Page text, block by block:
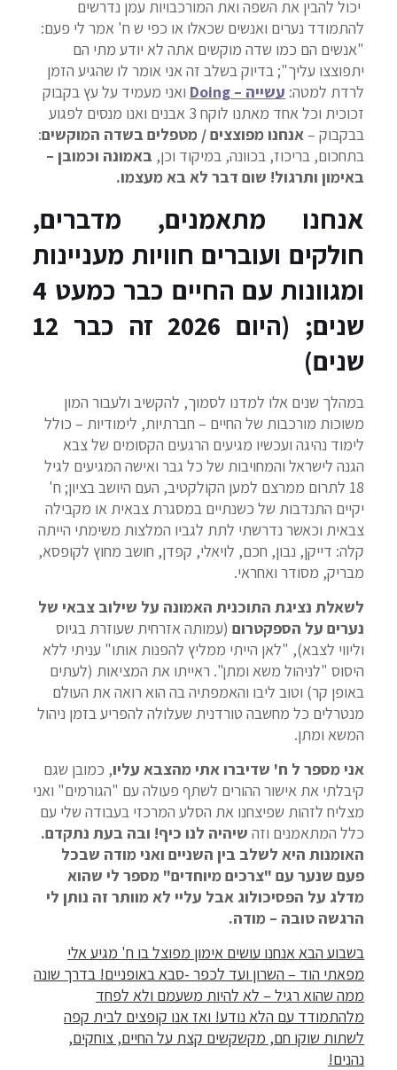
יכול להבין את השפה ואת המורכבויות עמן נדרשים
להתמודד נערים ואנשים שכאלו או כפי ש ח' אמר לי פעם:
"אנשים הם כמו שדה מוקשים אתה לא יודע מתי הם
יתפוצצו עליך"; בדיוק בשלב זה אני אומר לו שהגיע הזמן
לרדת למטה: עשייה – Doing ואני מעמיד על עץ בקבוק
זכוכית וכל אחד מאתנו לוקח 3 אבנים ואנו מנסים לפגוע
בבקבוק – אנחנו מפוצצים / מטפלים בשדה המוקשים:
בתחכום, בריכוז, בכוונה, במיקוד וכן, באמונה וכמובן –
באימון ותרגול! שום דבר לא בא מעצמו.
אנחנו מתאמנים, מדברים,
חולקים ועוברים חוויות מעניינות
ומגוונות עם החיים כבר כמעט 4
שנים; (היום 2026 זה כבר 12
שנים)
במהלך שנים אלו למדנו לסמוך, להקשיב ולעבור המון
משוכות מורכבות של החיים – חברתיות, לימודיות – כולל
לימוד נהיגה ועכשיו מגיעים הרגעים הקסומים של צבא
הגנה לישראל והמחויבות של כל גבר ואישה המגיעים לגיל
18 לתרום ממרצם למען הקולקטיב, העם היושב בציון; ח'
יקיים התנדבות של כשנתיים במסגרת צבאית או מקבילה
צבאית וכאשר נדרשתי לתת לגביו המלצות משימתי הייתה
קלה: דייקן, נבון, חכם, לויאלי, קפדן, חושב מחוץ לקופסא,
מבריק, מסודר ואחראי.
לשאלת נציגת התוכנית האמונה על שילוב צבאי של
נערים על הספקטרום(עמותה אזרחית שעוזרת בגיוס
וליווי לצבא), "לאן הייתי ממליץ להפנות אותו" עניתי ללא
היסוס "לניהול משא ומתן". ראייתו את המציאות (לעתים
באופן קר) וטוב ליבו והאמפתיה בה הוא רואה את העולם
מנטרלים כל מחשבה טורדנית שעלולה להפריע בזמן ניהול
המשא ומתן.
אני מספר ל ח' שדיברו אתי מהצבא עליו, כמובן שגם
קיבלתי את אישור ההורים לשתף פעולה עם "הגורמים" ואני
מצליח לזהות שפיצחנו את הסלע המרכזי בעבודה שלי עם
כלל המתאמנים וזה שיהיה לנו כיף! ובה בעת נתקדם.
האומנות היא לשלב בין השניים ואני מודה שבכל
פעם שנער עם "צרכים מיוחדים" מספר לי שהוא
מדלג על הפסיכולוג אבל עליי לא מוותר זה נותן לי
הרגשה טובה – מודה.
בשבוע הבא אנחנו עושים אימון מפוצל בו ח' מגיע אלי
מפאתי הוד – השרון ועד לכפר -סבא באופניים! בדרך שונה
ממה שהוא רגיל – לא להיות משעמם ולא לפחד
מלהתמודד עם הלא נודע! ואז אנו קופצים לבית קפה
לשתות שוקו חם, מקשקשים קצת על החיים, צוחקים,
נהנים!